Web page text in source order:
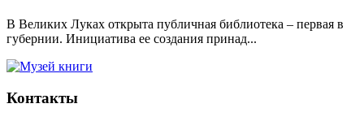
В Великих Луках открыта публичная библиотека – первая в
губернии. Инициатива ее создания принад...
Контакты